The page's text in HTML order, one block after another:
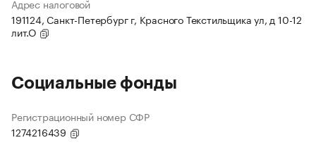
Адрес налоговой
191124, Санкт-Петербург г, Красного Текстильщика ул, д 10-12
лит.О
Социальные фонды
Регистрационный номер СФР
1274216439